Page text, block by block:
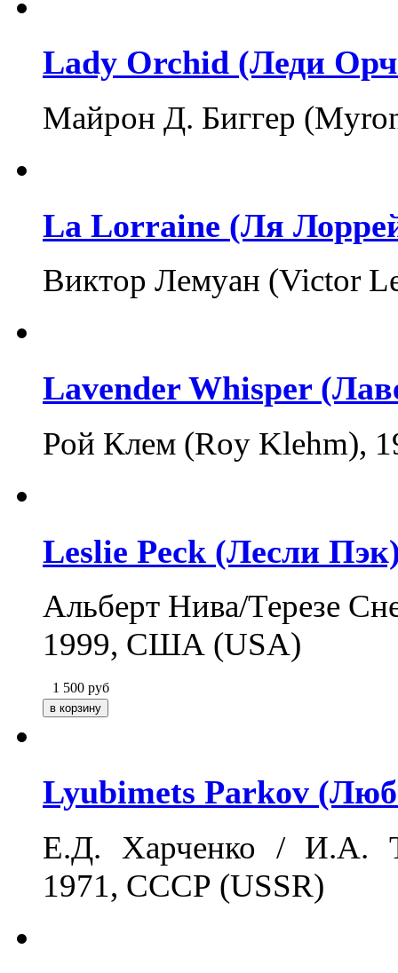
Lady Orchid (Леди
Майрон Д. Биггер
La Lorraine (Ля
Виктор Лемуан (Victor
Lavender Whisper
Рой Клем (Roy Klehm),
Leslie Peck (Лесли
Альберт Нива/Терезе
1999, США (USA)
1 500 руб
Lyubimets Parkov
Е.Д. Харченко / И.А.
1971, СССР (USSR)